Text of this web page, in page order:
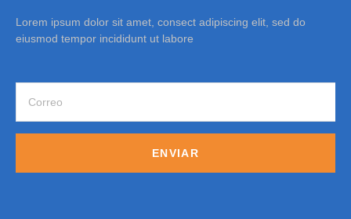
Lorem ipsum dolor sit amet, consect adipiscing elit, sed do
eiusmod tempor incididunt ut labore
ENVIAR